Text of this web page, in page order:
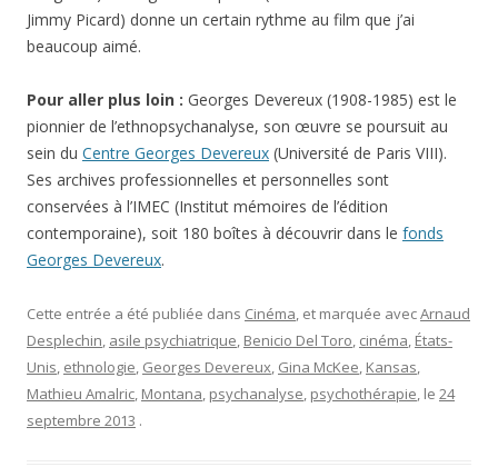
Jimmy Picard) donne un certain rythme au film que j’ai
beaucoup aimé.
Pour aller plus loin : Georges Devereux (1908-1985) est le
pionnier de l’ethnopsychanalyse, son œuvre se poursuit au
sein du Centre Georges Devereux (Université de Paris VIII).
Ses archives professionnelles et personnelles sont
conservées à l’IMEC (Institut mémoires de l’édition
contemporaine), soit 180 boîtes à découvrir dans le fonds
Georges Devereux.
Cette entrée a été publiée dans Cinéma, et marquée avecArnaud
Desplechin, asile psychiatrique, Benicio Del Toro, cinéma, États-
Unis, ethnologie, Georges Devereux, Gina McKee, Kansas,
Mathieu Amalric, Montana, psychanalyse, psychothérapie, le 24
septembre 2013 .